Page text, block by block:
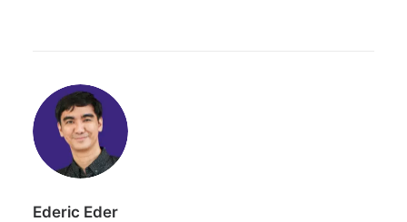
Ederic Eder